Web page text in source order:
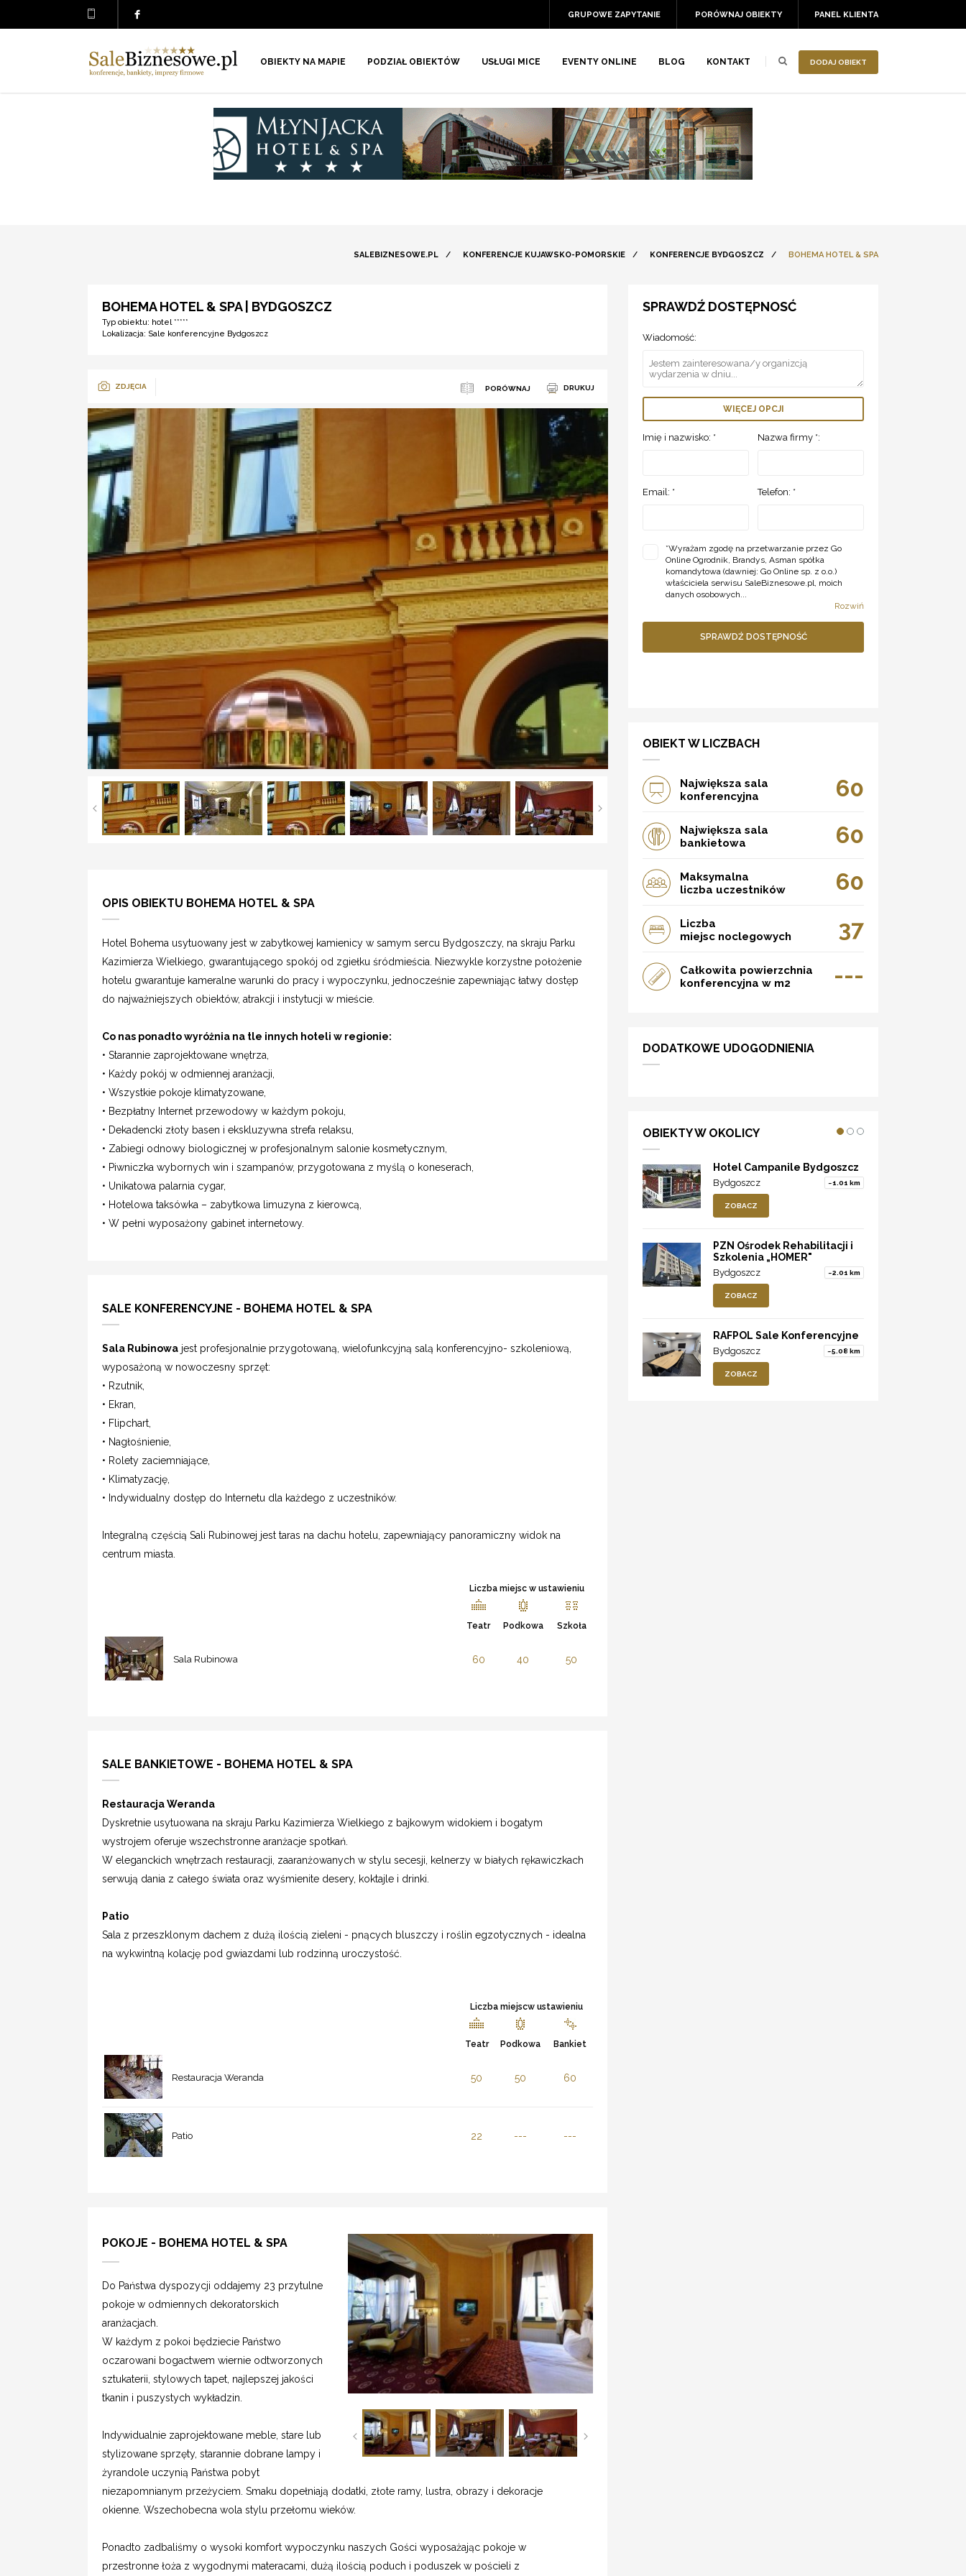
PANEL KLIENTA
PORÓWNAJ OBIEKTY
GRUPOWE ZAPYTANIE
DODAJ OBIEKT
OBIEKTY NA MAPIE PODZIAŁ OBIEKTÓW USŁUGI MICE EVENTY ONLINE BLOG KONTAKT
SALEBIZNESOWE.PL / KONFERENCJE KUJAWSKO-POMORSKIE / KONFERENCJE BYDGOSZCZ / BOHEMA HOTEL & SPA
BOHEMA HOTEL & SPA | BYDGOSZCZ
Typ obiektu: hotel *****
Lokalizacja: Sale konferencyjne Bydgoszcz
ZDJĘCIA PORÓWNAJ DRUKUJ
OPIS OBIEKTU BOHEMA HOTEL & SPA
Hotel Bohema usytuowany jest w zabytkowej kamienicy w samym sercu Bydgoszczy, na skraju Parku
Kazimierza Wielkiego, gwarantującego spokój od zgiełku śródmieścia. Niezwykle korzystne położenie
hotelu gwarantuje kameralne warunki do pracy i wypoczynku, jednocześnie zapewniając łatwy dostęp
do najważniejszych obiektów, atrakcji i instytucji w mieście.
Co nas ponadto wyróżnia na tle innych hoteli w regionie:
• Starannie zaprojektowane wnętrza,
• Każdy pokój w odmiennej aranżacji,
• Wszystkie pokoje klimatyzowane,
• Bezpłatny Internet przewodowy w każdym pokoju,
• Dekadencki złoty basen i ekskluzywna strefa relaksu,
• Zabiegi odnowy biologicznej w profesjonalnym salonie kosmetycznym,
• Piwniczka wybornych win i szampanów, przygotowana z myślą o koneserach,
• Unikatowa palarnia cygar,
• Hotelowa taksówka – zabytkowa limuzyna z kierowcą,
• W pełni wyposażony gabinet internetowy.
SALE KONFERENCYJNE - BOHEMA HOTEL & SPA
Sala Rubinowa jest profesjonalnie przygotowaną, wielofunkcyjną salą konferencyjno- szkoleniową,
wyposażoną w nowoczesny sprzęt:
• Rzutnik,
• Ekran,
• Flipchart,
• Nagłośnienie,
• Rolety zaciemniające,
• Klimatyzację,
• Indywidualny dostęp do Internetu dla każdego z uczestników.
Integralną częścią Sali Rubinowej jest taras na dachu hotelu, zapewniający panoramiczny widok na
centrum miasta.
Liczba miejsc w ustawieniu
Teatr Podkowa Szkoła
Sala Rubinowa 60 40 50
SALE BANKIETOWE - BOHEMA HOTEL & SPA
Restauracja Weranda
Dyskretnie usytuowana na skraju Parku Kazimierza Wielkiego z bajkowym widokiem i bogatym
wystrojem oferuje wszechstronne aranżacje spotkań.
W eleganckich wnętrzach restauracji, zaaranżowanych w stylu secesji, kelnerzy w białych rękawiczkach
serwują dania z całego świata oraz wyśmienite desery, koktajle i drinki.
Patio
Sala z przeszklonym dachem z dużą ilością zieleni - pnących bluszczy i roślin egzotycznych - idealna
na wykwintną kolację pod gwiazdami lub rodzinną uroczystość.
Liczba miejscw ustawieniu
Teatr Podkowa Bankiet
Restauracja Weranda 50 50 60
Patio 22 --- ---
POKOJE - BOHEMA HOTEL & SPA
Do Państwa dyspozycji oddajemy 23 przytulne
pokoje w odmiennych dekoratorskich
aranżacjach.
W każdym z pokoi będziecie Państwo
oczarowani bogactwem wiernie odtworzonych
sztukaterii, stylowych tapet, najlepszej jakości
tkanin i puszystych wykładzin.
Indywidualnie zaprojektowane meble, stare lub
stylizowane sprzęty, starannie dobrane lampy i
żyrandole uczynią Państwa pobyt
niezapomnianym przeżyciem. Smaku dopełniają dodatki, złote ramy, lustra, obrazy i dekoracje
okienne. Wszechobecna wola stylu przełomu wieków.
Ponadto zadbaliśmy o wysoki komfort wypoczynku naszych Gości wyposażając pokoje w
przestronne łoża z wygodnymi materacami, dużą ilością poduch i poduszek w pościeli z
SPRAWDŹ DOSTĘPNOSĆ
Wiadomość:
WIĘCEJ OPCJI
Imię i nazwisko: * Nazwa firmy *:
Email: * Telefon: *
*Wyrażam zgodę na przetwarzanie przez Go
Online Ogrodnik, Brandys, Asman spółka
komandytowa (dawniej: Go Online sp. z o.o.)
właściciela serwisu SaleBiznesowe.pl, moich
danych osobowych...
Rozwiń
SPRAWDŹ DOSTĘPNOŚĆ
OBIEKT W LICZBACH
Największa sala
konferencyjna
60
Największa sala
bankietowa
60
Maksymalna
liczba uczestników
60
Liczba
miejsc noclegowych
37
Całkowita powierzchnia
konferencyjna w m2
---
DODATKOWE UDOGODNIENIA
OBIEKTY W OKOLICY
Hotel Campanile Bydgoszcz
Bydgoszcz ~1.01 km
ZOBACZ
PZN Ośrodek Rehabilitacji i
Szkolenia „HOMER"
Bydgoszcz ~2.01 km
ZOBACZ
RAFPOL Sale Konferencyjne
Bydgoszcz ~5.08 km
ZOBACZ